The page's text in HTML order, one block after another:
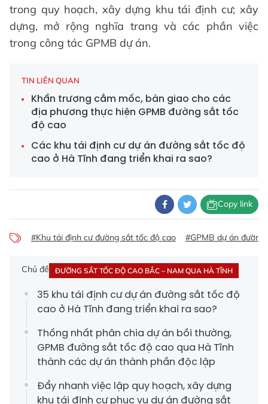
trong quy hoạch, xây dựng khu tái định cư; xây
dựng, mở rộng nghĩa trang và các phần việc
trong công tác GPMB dự án.
TIN LIÊN QUAN
Khẩn trương cắm mốc, bàn giao cho các
địa phương thực hiện GPMB đường sắt tốc
độ cao
Các khu tái định cư dự án đường sắt tốc độ
cao ở Hà Tĩnh đang triển khai ra sao?
Copy link
#Khu tái định cư đường sắt tốc độ cao #GPMB dự án
Chủ đề ĐƯỜNG SẮT TỐC ĐỘ CAO BẮC – NAM QUA HÀ TĨNH
35 khu tái định cư dự án đường sắt tốc độ
cao ở Hà Tĩnh đang triển khai ra sao?
Thống nhất phân chia dự án bồi thường,
GPMB đường sắt tốc độ cao qua Hà Tĩnh
thành các dự án thành phần độc lập
Đẩy nhanh việc lập quy hoạch, xây dựng
khu tái định cư phục vụ dự án đường sắt